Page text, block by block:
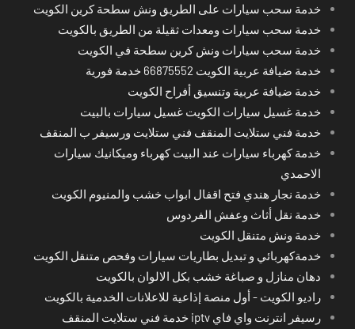
خدمة سحب سيارات على الطريق ونش سطحة كرين الكويت
خدمة سحب سيارات ومعدات ثقيلة من الطريق بالكويت
خدمة سحب سيارات ونش كرين سطحة في الكويت
خدمة ضيافة عربية الكويت 66875552 خدمة فورية
خدمة ضيافة عربية وتنسيق أفراح الكويت
خدمة غسيل سيارات الكويت غسيل سيارات بالبيت
خدمة فني ستلايت المنقف فني ستلايت ورسيفر ب المنقف
خدمة كهرباء سيارات عند البيت كهرباء وميكانيك سيارات
الاحمدي
خدمة نجار هندي فتح اقفال ابواب خشب والمنيوم الكويت
خدمة نقل أثاث وعفش الفردوس
خدمة ونش متنقل الكويت
خدمةكهربائي و تبديل بطاريات سيارات وفحص متنقل الكويت
دهان منازل و صباغة خشب بكل الالوان بالكويت
راديو الكويت - أول منصة إذاعية للاعلانات الخدمية بالكويت
رسيفر انترنت واي فاي iptv خدمة فني ستلايت المنقف